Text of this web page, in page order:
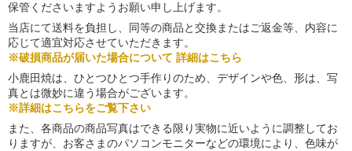
保管くださいますようお願い申し上げます。
当店にて送料を負担し、同等の商品と交換またはご返金等、内容に
応じて適宜対応させていただきます。
※破損商品が届いた場合について 詳細はこちら
小鹿田焼は、ひとつひとつ手作りのため、デザインや色、形は、写
真とは微妙に違う場合がございます。
※詳細はこちらをご覧下さい
また、各商品の商品写真はできる限り実物に近いように調整してお
りますが、お客さまのパソコンモニターなどの環境により、色味が